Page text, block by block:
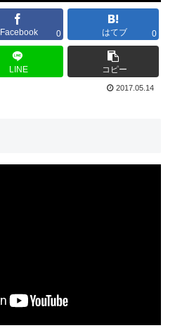
Facebook 0 はてブ 0
LINE コピー
2017.05.14